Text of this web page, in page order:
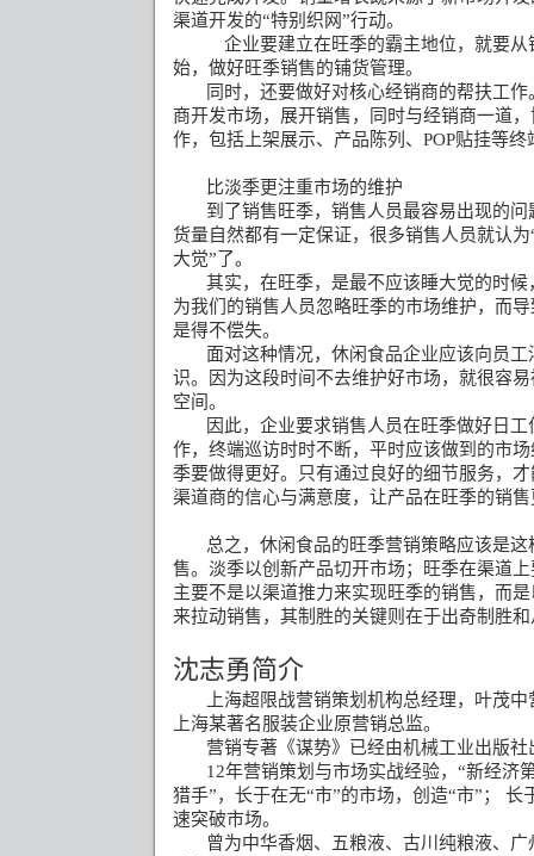
渠道开发的“特别织网”行动。
企业要建立在旺季的霸主地位，就要从
始，做好旺季销售的铺货管理。
同时，还要做好对核心经销商的帮扶工
商开发市场，展开销售，同时与经销商一道
作，包括上架展示、产品陈列、 POP贴挂等终
比淡季更注重市场的维护
到了销售旺季，销售人员最容易出现的
货量自然都有一定保证，很多销售人员就认
大觉”了。
其实，在旺季，是最不应该睡大觉的时
为我们的销售人员忽略旺季的市场维护，而
是得不偿失。
面对这种情况，休闲食品企业应该向员
识。因为这段时间不去维护好市场，就很容
空间。
因此，企业要求销售人员在旺季做好日
作，终端巡访时时不断，平时应该做到的市
季要做得更好。只有通过良好的细节服务，
渠道商的信心与满意度，让产品在旺季的销
总之，休闲食品的旺季营销策略应该是
售。淡季以创新产品切开市场；旺季在渠道
主要不是以渠道推力来实现旺季的销售，而
来拉动销售，其制胜的关键则在于出奇制胜
沈志勇简介
上海超限战营销策划机构总经理，叶茂
上海某著名服装企业原营销总监。
营销专著《谋势》已经由机械工业出版社
12年营销策划与市场实战经验，“新经济
猎手”，长于在无“市”的市场，创造“市”；
长
速突破市场。
曾为中华香烟、五粮液、古川纯粮液、